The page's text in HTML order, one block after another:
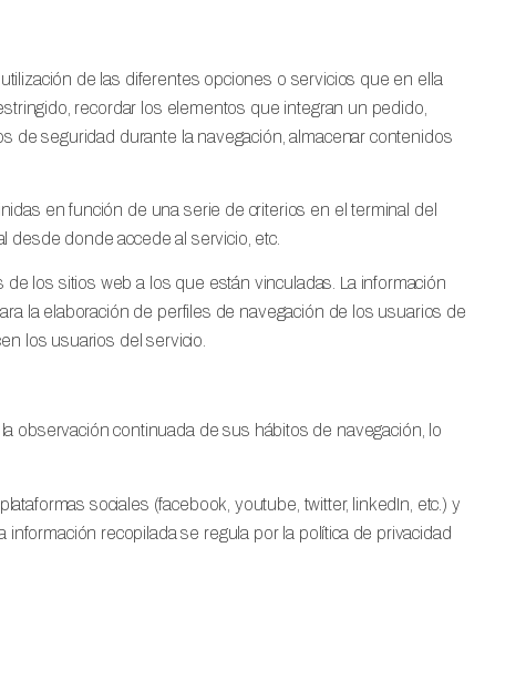
de las diferentes opciones o servicios que en ella
recordar los elementos que integran un pedido,
de seguridad durante la navegación, almacenar contenidos
en función de una serie de criterios en el terminal del
desde donde accede al servicio, etc.
los sitios web a los que están vinculadas. La información
la elaboración de perfiles de navegación de los usuarios de
los usuarios del servicio.
observación continuada de sus hábitos de navegación, lo
sociales (facebook, youtube, twitter, linkedIn, etc.) y
recopilada se regula por la política de privacidad